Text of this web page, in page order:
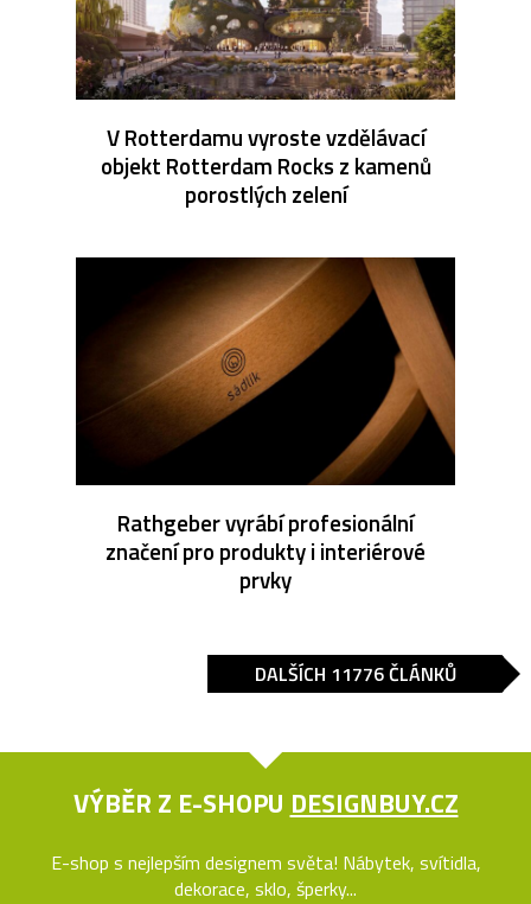
V Rotterdamu vyroste vzdělávací
objekt Rotterdam Rocks z kamenů
porostlých zelení
Rathgeber vyrábí profesionální
značení pro produkty i interiérové
prvky
DALŠÍCH 11776 ČLÁNKŮ
VÝBĚR Z E-SHOPU DESIGNBUY.CZ
E-shop s nejlepším designem světa! Nábytek, svítidla,
dekorace, sklo, šperky...